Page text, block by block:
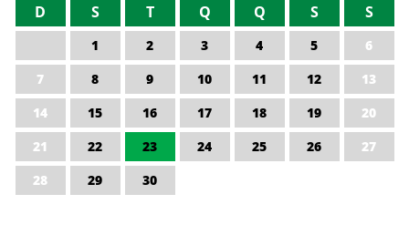
D S T Q Q S S
1 2 3 4 5
6
7
8 9 10 11 12
13
14
15 16 17 18 19
20
21
22 23 24 25 26
27
28
29 30